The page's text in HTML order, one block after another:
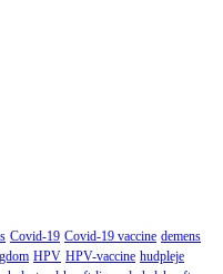
Covid-19 Covid-19 vaccine demens
HPV HPV-vaccine hudpleje